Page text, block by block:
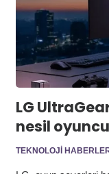
LG
nesil
TEKNOLOJI